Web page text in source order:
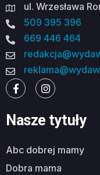
ul. Wrzesława
509 395 396
669 446 464
Nasze tytuły
abc dobrej mamy
dobra mama